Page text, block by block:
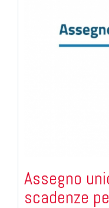
Assegno
scadenze